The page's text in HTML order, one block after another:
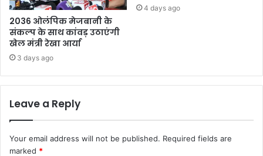
2036 ओलंपिक मेजबानी के
संकल्प के साथ कांवड़ उठाएंगी
खेल मंत्री रेखा आर्या
3 days ago
4 days ago
Leave a Reply
Your email address will not be published. Required fields are
marked *